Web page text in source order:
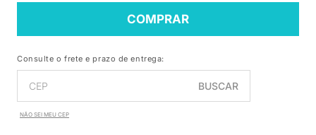
COMPRAR
Consulte o frete e prazo de entrega:
BUSCAR
NÃO SEI MEU CEP